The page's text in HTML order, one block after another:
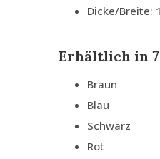
Dicke/Breite:
Erhältlich in 7
Braun
Blau
Schwarz
Rot